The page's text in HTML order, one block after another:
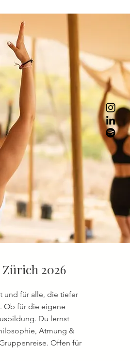
2026
und für alle, die tiefer
Ob für die eigene
Du lernst
Atmung &
Offen für